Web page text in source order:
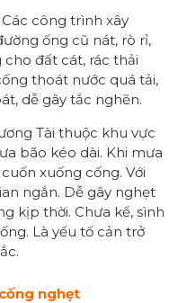
Các công trình xây
ống cũ nát, rò rỉ,
đất cát, rác thải
thoát nước quá tải,
dễ gây tắc nghẽn.
Tài thuộc khu vực
bão kéo dài. Khi mưa
xuống cống. Với
ngắn. Dễ gây nghẹt
kịp thời. Chưa kể, sình
Là yếu tố cản trở
nghẹt